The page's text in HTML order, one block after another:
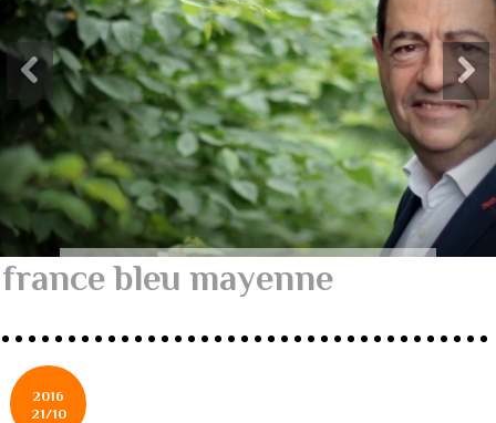
france bleu mayenne
2016
21/10